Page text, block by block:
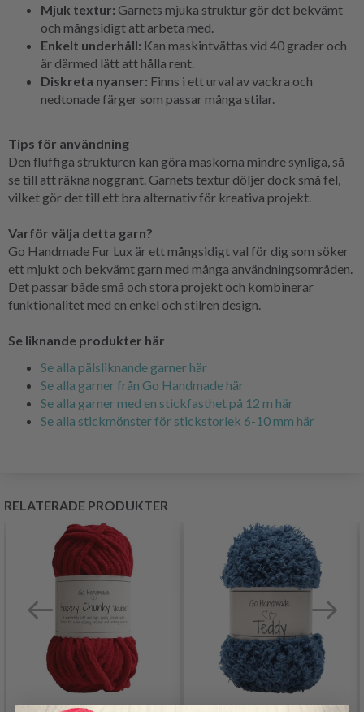
Mjuk textur: Garnets mjuka struktur gör det bekvämt
och mångsidigt att arbeta med.
Enkelt underhåll: Kan maskintvättas vid 40 grader och
är därmed lätt att hålla rent.
Diskreta nyanser: Finns i ett urval av vackra och
nedtonade färger som passar många stilar.
Tips för användning
Den fluffiga strukturen kan göra maskorna mindre synliga, så
se till att räkna noggrant. Garnets textur döljer dock små fel,
vilket gör det till ett bra alternativ för kreativa projekt.
Varför välja detta garn?
Go Handmade Fur Lux är ett mångsidigt val för dig som söker
ett mjukt och bekvämt garn med många användningsområden.
Det passar både små och stora projekt och kombinerar
funktionalitet med en enkel och stilren design.
Se liknande produkter här
Se alla pälsliknande garner här
Se alla garner från Go Handmade här
Se alla garner med en stickfasthet på 12 m här
Se alla stickmönster för stickstorlek 6-10 mm här
RELATERADE PRODUKTER